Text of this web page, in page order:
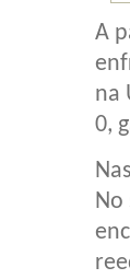
A
na
0,
No